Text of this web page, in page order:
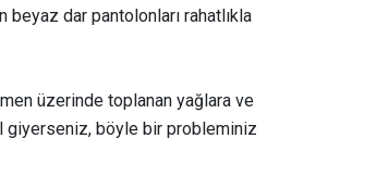
beyaz dar pantolonları rahatlıkla
üzerinde toplanan yağlara ve
giyerseniz, böyle bir probleminiz